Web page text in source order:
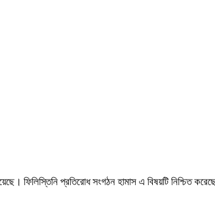
ফিলিস্তিনি প্রতিরোধ সংগঠন হামাস এ বিষয়টি নিশ্চিত